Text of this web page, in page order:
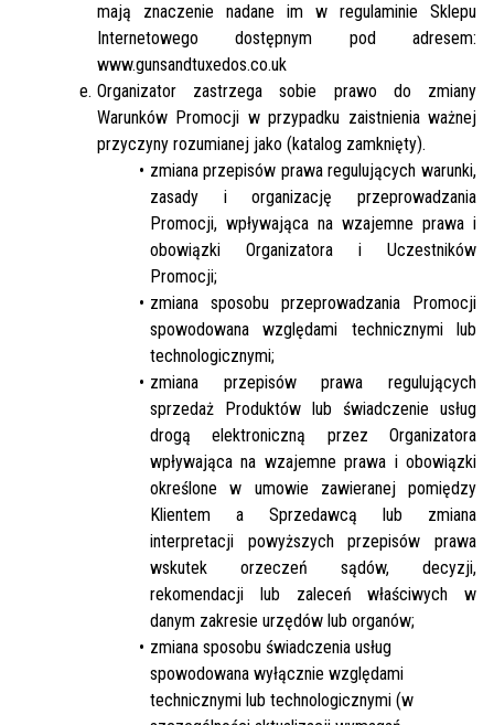
mają znaczenie nadane im w regulaminie Sklepu
Internetowego dostępnym pod adresem:
www.gunsandtuxedos.co.uk
Organizator zastrzega sobie prawo do zmiany
Warunków Promocji w przypadku zaistnienia ważnej
przyczyny rozumianej jako (katalog zamknięty).
zmiana przepisów prawa regulujących warunki,
zasady i organizację przeprowadzania
Promocji, wpływająca na wzajemne prawa i
obowiązki Organizatora i Uczestników
Promocji;
zmiana sposobu przeprowadzania Promocji
spowodowana względami technicznymi lub
technologicznymi;
zmiana przepisów prawa regulujących
sprzedaż Produktów lub świadczenie usług
drogą elektroniczną przez Organizatora
wpływająca na wzajemne prawa i obowiązki
określone w umowie zawieranej pomiędzy
Klientem a Sprzedawcą lub zmiana
interpretacji powyższych przepisów prawa
wskutek orzeczeń sądów, decyzji,
rekomendacji lub zaleceń właściwych w
danym zakresie urzędów lub organów;
zmiana sposobu świadczenia usług
spowodowana wyłącznie względami
technicznymi lub technologicznymi (w